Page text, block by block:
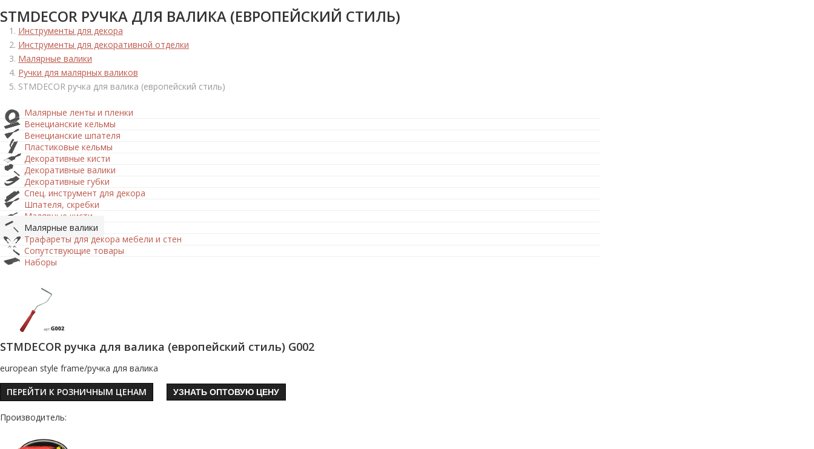
STMDECOR РУЧКА ДЛЯ ВАЛИКА (ЕВРОПЕЙСКИЙ СТИЛЬ)
Инструменты для декора
Инструменты для декоративной отделки
Малярные валики
Ручки для малярных валиков
STMDECOR ручка для валика (европейский стиль)
Малярные ленты и пленки
Венецианские кельмы
Венецианские шпателя
Пластиковые кельмы
Декоративные кисти
Декоративные валики
Декоративные губки
Спец. инструмент для декора
Шпателя, скребки
Малярные кисти
Малярные валики
Трафареты для декора мебели и стен
Сопутствующие товары
Наборы
STMDECOR ручка для валика (европейский стиль) G002
european style frame/ручка для валика
ПЕРЕЙТИ К РОЗНИЧНЫМ ЦЕНАМ УЗНАТЬ ОПТОВУЮ ЦЕНУ
Производитель: